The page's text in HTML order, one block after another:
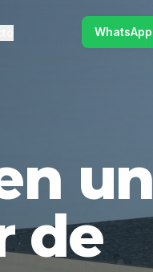
WhatsApp
un
de